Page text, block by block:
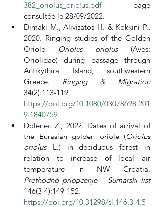
382_oriolus_oriolus.pdf page
consultée le 28/09/2022.
Dimaki M., Alivizatos H. & Kokkini P.,
2020. Ringing studies of the Golden
Oriole
Oriolus oriolus (Aves:
Oriolidae) during passage through
Antikythira Island, southwestern
Greece.
Ringing & Migration
https://doi.org/10.1080/03078698.201
9.1840759
Dolenec Z., 2022. Dates of arrival of
the Eurasian golden oriole (Oriolus
oriolus L.) in deciduous forest in
relation to increase of local air
Prethodno priopcenje – Sumarski list
https://doi.org/10.31298/sl.146.3-4.5